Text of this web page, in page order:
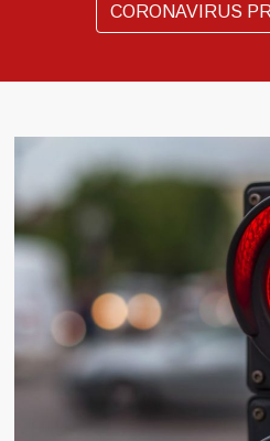
CORONAVIRUS